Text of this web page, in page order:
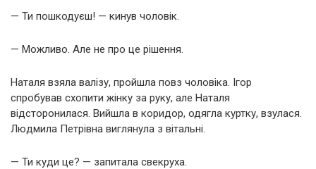
— Ти пошкодуєш! — кинув чоловік.
— Можливо. Але не про це рішення.
Наталя взяла валізу, пройшла повз чоловіка. Ігор
спробував схопити жінку за руку, але Наталя
відсторонилася. Вийшла в коридор, одягла куртку, взулася.
Людмила Петрівна виглянула з вітальні.
— Ти куди це? — запитала свекруха.